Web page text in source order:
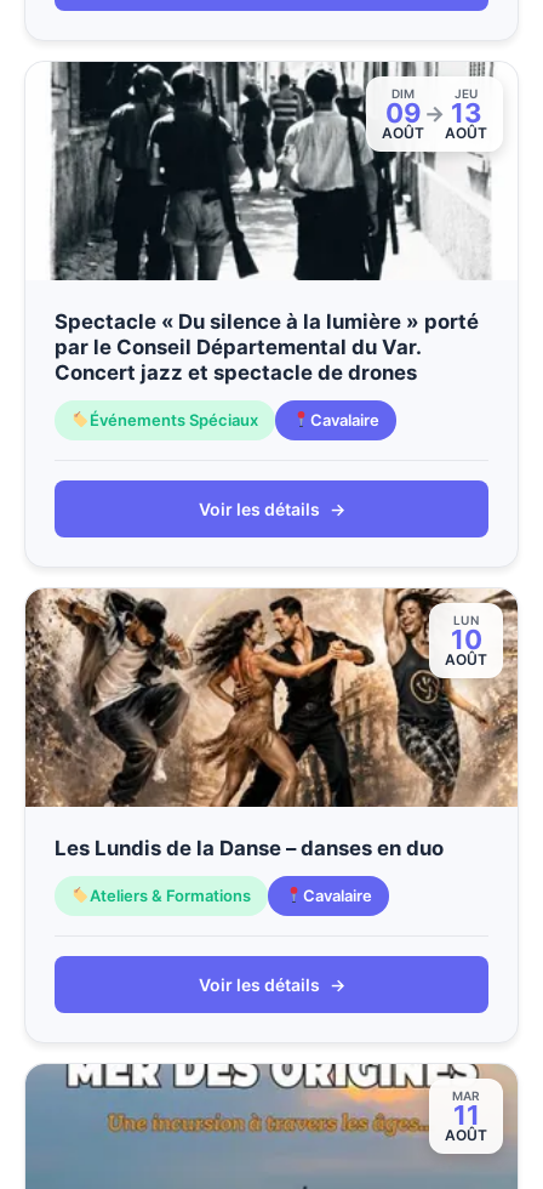
DIM
09
AOÛT
→
JEU
13
AOÛT
Spectacle « Du silence à la lumière » porté
par le Conseil Départemental du Var.
Concert jazz et spectacle de drones
Événements Spéciaux Cavalaire
Voir les détails →
LUN
10
AOÛT
Les Lundis de la Danse – danses en duo
Ateliers & Formations Cavalaire
Voir les détails →
MAR
11
AOÛT